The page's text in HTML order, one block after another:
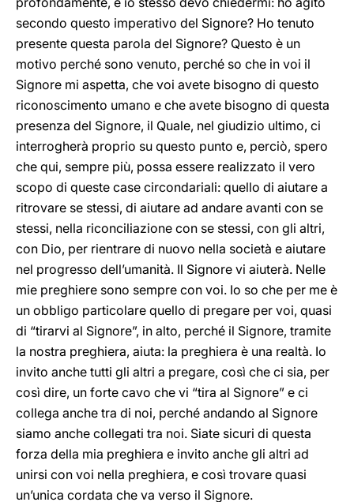
secondo questo imperativo del Signore? Ho tenuto
presente questa parola del Signore? Questo è un
motivo perché sono venuto, perché so che in voi il
Signore mi aspetta, che voi avete bisogno di questo
riconoscimento umano e che avete bisogno di questa
presenza del Signore, il Quale, nel giudizio ultimo, ci
interrogherà proprio su questo punto e, perciò, spero
che qui, sempre più, possa essere realizzato il vero
scopo di queste case circondariali: quello di aiutare a
ritrovare se stessi, di aiutare ad andare avanti con se
stessi, nella riconciliazione con se stessi, con gli altri,
con Dio, per rientrare di nuovo nella società e aiutare
nel progresso dell’umanità. Il Signore vi aiuterà. Nelle
mie preghiere sono sempre con voi. Io so che per me è
un obbligo particolare quello di pregare per voi, quasi
di “tirarvi al Signore”, in alto, perché il Signore, tramite
la nostra preghiera, aiuta: la preghiera è una realtà. Io
invito anche tutti gli altri a pregare, così che ci sia, per
così dire, un forte cavo che vi “tira al Signore” e ci
collega anche tra di noi, perché andando al Signore
siamo anche collegati tra noi. Siate sicuri di questa
forza della mia preghiera e invito anche gli altri ad
unirsi con voi nella preghiera, e così trovare quasi
un’unica cordata che va verso il Signore.